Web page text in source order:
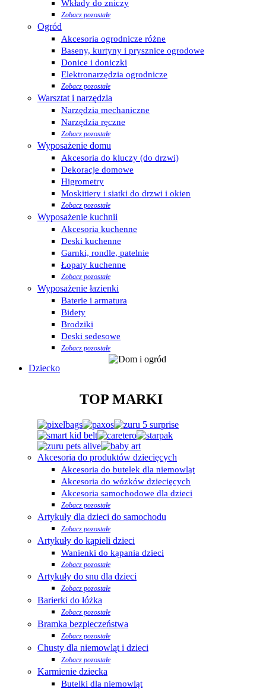
Wkłady do zniczy
Zobacz pozostałe
Ogród
Akcesoria ogrodnicze różne
Baseny, kurtyny i prysznice ogrodowe
Donice i doniczki
Elektronarzędzia ogrodnicze
Zobacz pozostałe
Warsztat i narzędzia
Narzędzia mechaniczne
Narzędzia ręczne
Zobacz pozostałe
Wyposażenie domu
Akcesoria do kluczy (do drzwi)
Dekoracje domowe
Higrometry
Moskitiery i siatki do drzwi i okien
Zobacz pozostałe
Wyposażenie kuchnii
Akcesoria kuchenne
Deski kuchenne
Garnki, rondle, patelnie
Łopaty kuchenne
Zobacz pozostałe
Wyposażenie łazienki
Baterie i armatura
Bidety
Brodziki
Deski sedesowe
Zobacz pozostałe
Dziecko
TOP MARKI
Akcesoria do produktów dziecięcych
Akcesoria do butelek dla niemowląt
Akcesoria do wózków dziecięcych
Akcesoria samochodowe dla dzieci
Zobacz pozostałe
Artykuły dla dzieci do samochodu
Zobacz pozostałe
Artykuły do kąpieli dzieci
Wanienki do kąpania dzieci
Zobacz pozostałe
Artykuły do snu dla dzieci
Zobacz pozostałe
Barierki do łóżka
Zobacz pozostałe
Bramka bezpieczeństwa
Zobacz pozostałe
Chusty dla niemowląt i dzieci
Zobacz pozostałe
Karmienie dziecka
Butelki dla niemowląt